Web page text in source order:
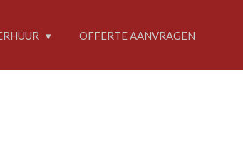
OFFERTE AANVRAGEN